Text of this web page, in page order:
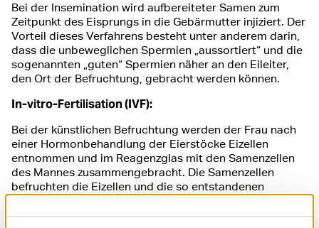
Bei der Insemination wird aufbereiteter Samen zum
Zeitpunkt des Eisprungs in die Gebärmutter injiziert. Der
Vorteil dieses Verfahrens besteht unter anderem darin,
dass die unbeweglichen Spermien „aussortiert“ und die
sogenannten „guten“ Spermien näher an den Eileiter,
den Ort der Befruchtung, gebracht werden können.
In-vitro-Fertilisation (IVF):
Bei der künstlichen Befruchtung werden der Frau nach
einer Hormonbehandlung der Eierstöcke Eizellen
entnommen und im Reagenzglas mit den Samenzellen
des Mannes zusammengebracht. Die Samenzellen
befruchten die Eizellen und die so entstandenen
(Embryotransfer). Dort wachsen sie im Idealfall heran